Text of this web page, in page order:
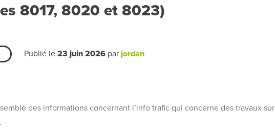
8017, 8020 et 8023)
Publié le23 juin 2026 par jordan
des informations concernant l’info trafic qui concerne des travaux sur